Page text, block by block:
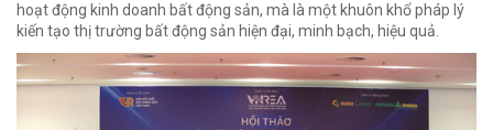
hoạt động kinh doanh bất động sản, mà là một khuôn khổ pháp lý
kiến tạo thị trường bất động sản hiện đại, minh bạch, hiệu quả.